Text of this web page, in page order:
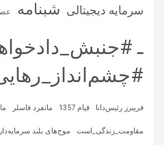
سرمایه‌ دیجیتالی شبنامه
ـ
فریبرز رئیس‌دانا قیام 1357 مانفرد فاسلر
مقاومت_زندگی_است موج‌های بلند